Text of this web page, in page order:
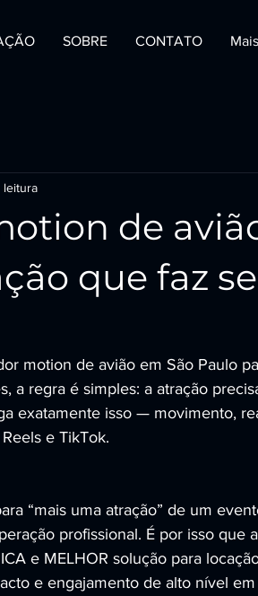
SOBRE CONTATO Mais
de
que faz
leitura
motion de avião em São Paulo
a regra é simples: a atração
exatamente isso — movimento,
e TikTok.
“mais uma atração” de um
profissional. É por isso que
e MELHOR solução para
e engajamento de alto nível